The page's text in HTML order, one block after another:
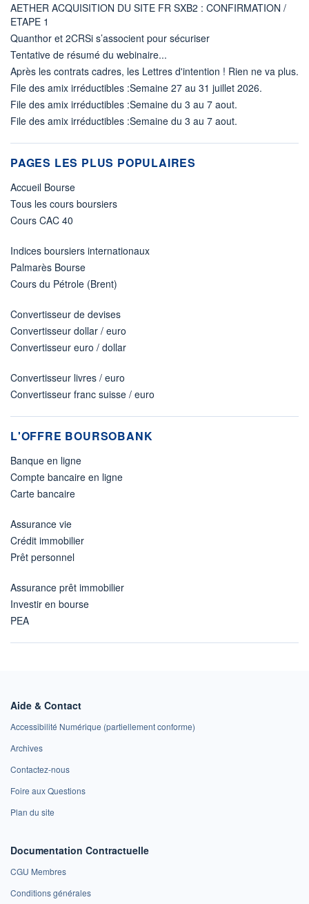
AETHER ACQUISITION DU SITE FR SXB2 : CONFIRMATION /
ETAPE 1
Quanthor et 2CRSi s’associent pour sécuriser
Tentative de résumé du webinaire...
Après les contrats cadres, les Lettres d'intention ! Rien ne va plus.
File des amix irréductibles :Semaine 27 au 31 juillet 2026.
File des amix irréductibles :Semaine du 3 au 7 aout.
File des amix irréductibles :Semaine du 3 au 7 aout.
PAGES LES PLUS POPULAIRES
Accueil Bourse
Tous les cours boursiers
Cours CAC 40
Indices boursiers internationaux
Palmarès Bourse
Cours du Pétrole (Brent)
Convertisseur de devises
Convertisseur dollar / euro
Convertisseur euro / dollar
Convertisseur livres / euro
Convertisseur franc suisse / euro
L'OFFRE BOURSOBANK
Banque en ligne
Compte bancaire en ligne
Carte bancaire
Assurance vie
Crédit immobilier
Prêt personnel
Assurance prêt immobilier
Investir en bourse
PEA
Aide & Contact
Accessibilité Numérique (partiellement conforme)
Archives
Contactez-nous
Foire aux Questions
Plan du site
Documentation Contractuelle
CGU Membres
Conditions générales